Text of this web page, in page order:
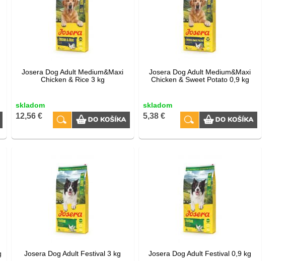
Josera Dog Adult Medium&Maxi
Chicken & Rice 3 kg
skladom
12,56 €
Josera Dog Adult Medium&Maxi
Chicken & Sweet Potato 0,9 kg
skladom
5,38 €
Josera Dog Adult Festival 3 kg Josera Dog Adult Festival 0,9 kg